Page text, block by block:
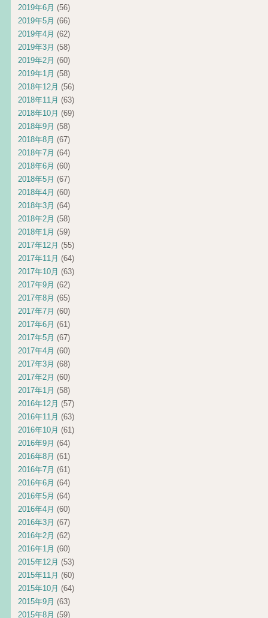
2019年6月 (56)
2019年5月 (66)
2019年4月 (62)
2019年3月 (58)
2019年2月 (60)
2019年1月 (58)
2018年12月 (56)
2018年11月 (63)
2018年10月 (69)
2018年9月 (58)
2018年8月 (67)
2018年7月 (64)
2018年6月 (60)
2018年5月 (67)
2018年4月 (60)
2018年3月 (64)
2018年2月 (58)
2018年1月 (59)
2017年12月 (55)
2017年11月 (64)
2017年10月 (63)
2017年9月 (62)
2017年8月 (65)
2017年7月 (60)
2017年6月 (61)
2017年5月 (67)
2017年4月 (60)
2017年3月 (68)
2017年2月 (60)
2017年1月 (58)
2016年12月 (57)
2016年11月 (63)
2016年10月 (61)
2016年9月 (64)
2016年8月 (61)
2016年7月 (61)
2016年6月 (64)
2016年5月 (64)
2016年4月 (60)
2016年3月 (67)
2016年2月 (62)
2016年1月 (60)
2015年12月 (53)
2015年11月 (60)
2015年10月 (64)
2015年9月 (63)
2015年8月 (59)